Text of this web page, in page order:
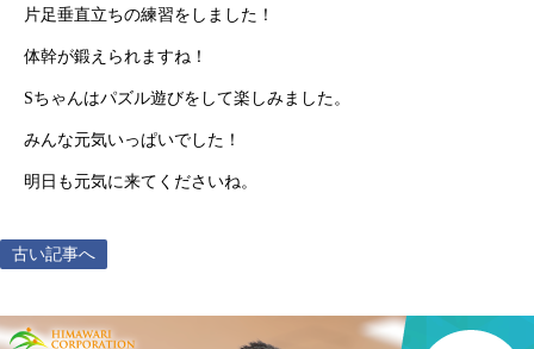
片足垂直立ちの練習をしました！
体幹が鍛えられますね！
Sちゃんはパズル遊びをして楽しみました。
みんな元気いっぱいでした！
明日も元気に来てくださいね。
古い記事へ